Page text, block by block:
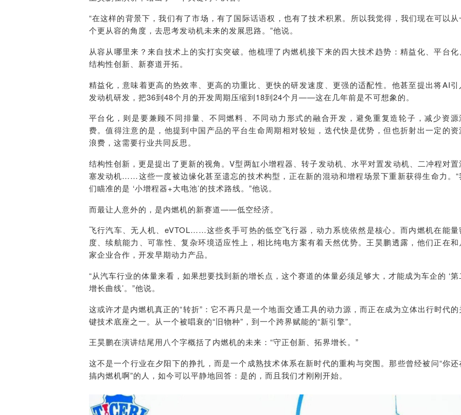
“在这样的背景下，我们有了市场，有了国际话语权，也有了技术积累。所以我觉得，我们现在可以从
个更从容的角度，去思考发动机未来的发展思路。”他说。
从容从哪里来？来自技术上的实打实突破。他梳理了内燃机接下来的四大技术趋势：精益化、平台化
结构性创新、新赛道开拓。
精益化，意味着更高的热效率、更高的功重比、更快的研发速度、更强的适配性。他甚至提出将AI引
发动机研发，把36到48个月的开发周期压缩到18到24个月——这在几年前是不可想象的。
平台化，则是要兼顾不同排量、不同燃料、不同动力形式的融合开发，避免重复造轮子，减少资源
费。值得注意的是，他提到中国产品的平台生命周期相对较短，迭代快是优势，但也折射出一定的资
浪费，这需要行业共同反思。
结构性创新，更是提出了更新的视角。V型两缸小增程器、转子发动机、水平对置发动机、二冲程对置
塞发动机……这些一度被边缘化甚至遗忘的技术构型，正在新的混动和增程场景下重新获得生命力。“
们瞄准的是 ‘小增程器+大电池’的技术路线。”他说。
而最让人意外的，是内燃机的新赛道——低空经济。
飞行汽车、无人机、eVTOL……这些炙手可热的低空飞行器，动力系统依然是核心。而内燃机在能量
度、续航能力、可靠性、复杂环境适应性上，相比纯电方案有着天然优势。王昊鹏透露，他们正在和
家企业合作，开发早期动力产品。
“从汽车行业的体量来看，如果想要找到新的增长点，这个赛道的体量必须足够大，才能成为车企的 ‘第
增长曲线’。”他说。
这或许才是内燃机真正的“转折”：它不再只是一个地面交通工具的动力源，而正在成为立体出行时代的
键技术底座之一。从一个被唱衰的“旧物种”，到一个跨界赋能的“新引擎”。
王昊鹏在演讲结尾用八个字概括了内燃机的未来：“守正创新、拓界增长。”
这不是一个行业在夕阳下的挣扎，而是一个成熟技术体系在新时代的重构与突围。那些曾经被问“你还
搞内燃机啊”的人，如今可以平静地回答：是的，而且我们才刚刚开始。